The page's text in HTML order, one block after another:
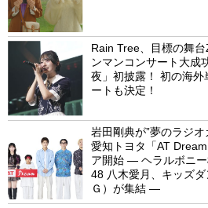
Rain Tree、目標の舞
ンマンコンサート大成
夜」初披露！ 初の海
ートも決定！
岩田剛典が”夢のラジオ
愛知トヨタ「AT
ア開始 ― ヘラルボニ
48 八木愛月、キッズ
Ｇ）が集結 ―